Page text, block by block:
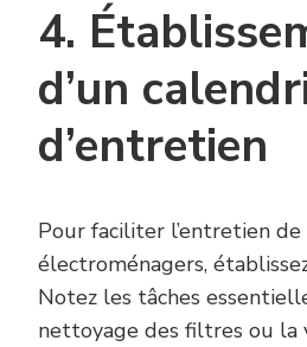
4.
d’un
d’entretien
Pour faciliter l’entretien de
électroménagers,
Notez les tâches
nettoyage des filtres ou la